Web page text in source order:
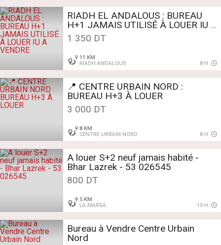
RIADH EL ANDALOUS : BUREAU
H+1 JAMAIS UTILISÉ À LOUER IU A
VENDRE
1 350 DT
11 KM
RIADH ANDALOUS
8 H
📍 CENTRE URBAIN NORD :
BUREAU H+3 À LOUER
3 000 DT
8 KM
CENTRE URBAIN NORD
8 H
A louer S+2 neuf jamais habité -
Bhar Lazrek - 53 026545
800 DT
5 KM
LA MARSA
10 H
Bureau à Vendre Centre Urbain
Nord